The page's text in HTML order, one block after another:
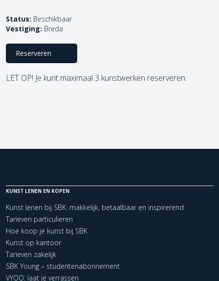
Status: Beschikbaar
Vestiging: Breda
Reserveren
LET OP! Je kunt maximaal 3 kunstwerken reserveren.
KUNST LENEN EN KOPEN
Kunst lenen bij SBK: makkelijk, betaalbaar en inspirerend
Tarieven particulieren
Hoe koop je kunst bij SBK
Kunst op kantoor
Tarieven zakelijk
SBK Young – studentenabonnement
VYOO: laat je verrassen